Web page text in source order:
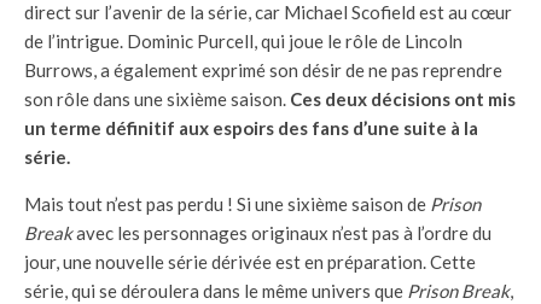
direct sur l’avenir de la série, car Michael Scofield est au cœur
de l’intrigue. Dominic Purcell, qui joue le rôle de Lincoln
Burrows, a également exprimé son désir de ne pas reprendre
son rôle dans une sixième saison. Ces deux décisions ont mis
un terme définitif aux espoirs des fans d’une suite à la
série.
Mais tout n’est pas perdu ! Si une sixième saison de Prison
Breakavec les personnages originaux n’est pas à l’ordre du
jour, une nouvelle série dérivée est en préparation. Cette
série, qui se déroulera dans le même univers que Prison Break,